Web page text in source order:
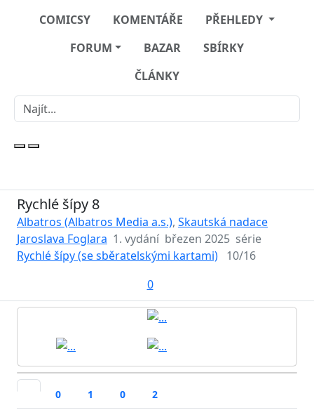
COMICSY KOMENTÁŘE
PŘEHLEDY
FORUM
BAZAR
SBÍRKY
ČLÁNKY
Rychlé šípy 8
Albatros (Albatros Media a.s.), Skautská nadace
Jaroslava Foglara 1. vydání březen 2025 série
Rychlé šípy (se sběratelskými kartami) 10/16
0
0 1 0 2